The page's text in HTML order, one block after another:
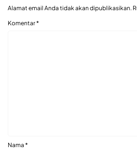
Alamat email Anda tidak akan dipublikasikan.
Komentar*
Nama *